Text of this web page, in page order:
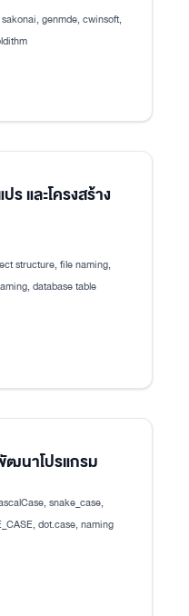
genmde, cwinsoft,
ร และโครงสร้าง
structure, file naming,
database table
ฒนาโปรแกรม
snake_case,
dot.case, naming